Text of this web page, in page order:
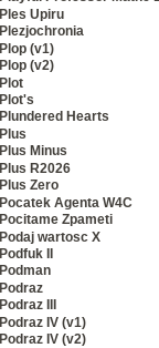
Ples Upiru
Plezjochronia
Plop (v1)
Plop (v2)
Plot
Plot's
Plundered Hearts
Plus
Plus Minus
Plus R2026
Plus Zero
Pocatek Agenta W4C
Pocitame Zpameti
Podaj wartosc X
Podfuk II
Podman
Podraz
Podraz III
Podraz IV (v1)
Podraz IV (v2)